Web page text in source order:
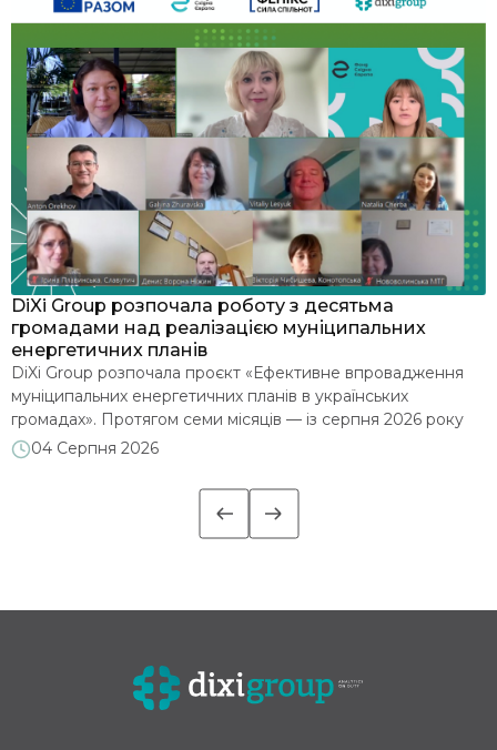
DiXi Group розпочала роботу з десятьма
громадами над реалізацією муніципальних
енергетичних планів
DiXi Group розпочала проєкт «Ефективне впровадження
муніципальних енергетичних планів в українських
громадах». Протягом семи місяців — із серпня 2026 року
до лютого 2027 року — команда допомагатиме десятьом
муніципальних енергетичних планів (МЕП): аналізуватиме
їхні стратегічні документи, проводитиме навчальні сесії та
надаватиме індивідуальні консультації. Офіційним стартом
04 Серпня 2026